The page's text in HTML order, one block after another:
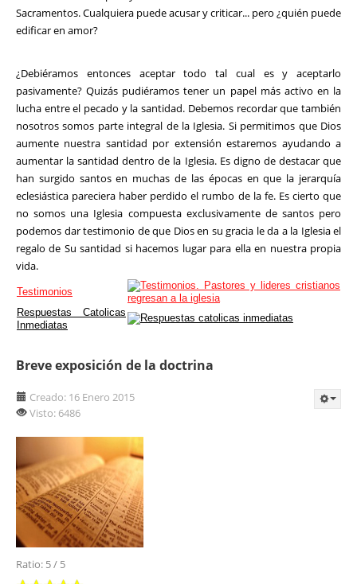
Sacramentos. Cualquiera puede acusar y criticar... pero ¿quién puede
edificar en amor?
¿Debiéramos entonces aceptar todo tal cual es y aceptarlo
pasivamente? Quizás pudiéramos tener un papel más activo en la
lucha entre el pecado y la santidad. Debemos recordar que también
nosotros somos parte integral de la Iglesia. Si permitimos que Dios
aumente nuestra santidad por extensión estaremos ayudando a
aumentar la santidad dentro de la Iglesia. Es digno de destacar que
han surgido santos en muchas de las épocas en que la jerarquía
eclesiástica pareciera haber perdido el rumbo de la fe. Es cierto que
no somos una Iglesia compuesta exclusivamente de santos pero
podemos dar testimonio de que Dios en su gracia le da a la Iglesia el
regalo de Su santidad si hacemos lugar para ella en nuestra propia
vida.
Testimonios
Respuestas Catolicas
Inmediatas
Breve exposición de la doctrina
Creado: 16 Enero 2015
Visto: 6486
Ratio: 5/ 5